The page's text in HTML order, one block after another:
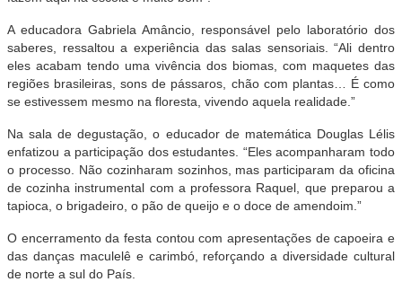
A educadora Gabriela Amâncio, responsável pelo laboratório dos
saberes, ressaltou a experiência das salas sensoriais. “Ali dentro
eles acabam tendo uma vivência dos biomas, com maquetes das
regiões brasileiras, sons de pássaros, chão com plantas… É como
se estivessem mesmo na floresta, vivendo aquela realidade.”
Na sala de degustação, o educador de matemática Douglas Lélis
enfatizou a participação dos estudantes. “Eles acompanharam todo
o processo. Não cozinharam sozinhos, mas participaram da oficina
de cozinha instrumental com a professora Raquel, que preparou a
tapioca, o brigadeiro, o pão de queijo e o doce de amendoim.”
O encerramento da festa contou com apresentações de capoeira e
das danças maculelê e carimbó, reforçando a diversidade cultural
de norte a sul do País.